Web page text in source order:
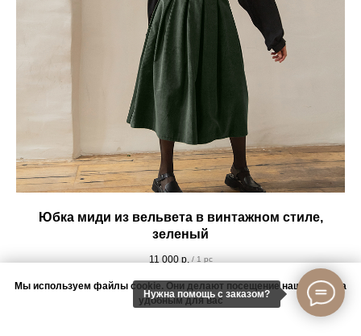
Юбка миди из вельвета в винтажном стиле,
зеленый
11 000 р. / 1 pc
ОСЕНЬ-
Нужна помощь с заказом?
Мы используем файлы cookie. Они делают посещение нашего сайта
удобным для вас